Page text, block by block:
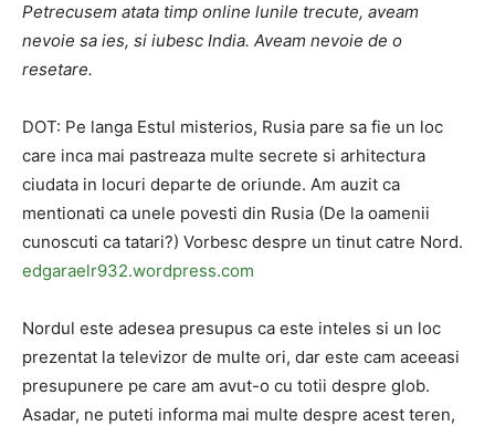
Petrecusem atata timp online lunile trecute, aveam
nevoie sa ies, si iubesc India. Aveam nevoie de o
resetare.
DOT: Pe langa Estul misterios, Rusia pare sa fie un loc
care inca mai pastreaza multe secrete si arhitectura
ciudata in locuri departe de oriunde. Am auzit ca
mentionati ca unele povesti din Rusia (De la oamenii
cunoscuti ca tatari?) Vorbesc despre un tinut catre Nord.
edgaraelr932.wordpress.com
Nordul este adesea presupus ca este inteles si un loc
prezentat la televizor de multe ori, dar este cam aceeasi
presupunere pe care am avut-o cu totii despre glob.
Asadar, ne puteti informa mai multe despre acest teren,